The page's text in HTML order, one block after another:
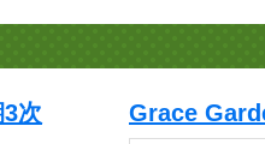
次 Grace